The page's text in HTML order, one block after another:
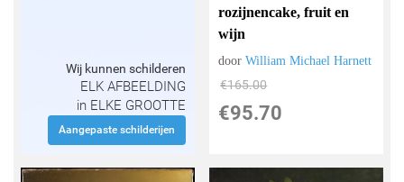
Wij kunnen schilderen
ELK AFBEELDING
in ELKE GROOTTE
Aangepaste schilderijen
rozijnencake, fruit en
wijn
doorWilliam Michael Harnett
€165.00
€95.70